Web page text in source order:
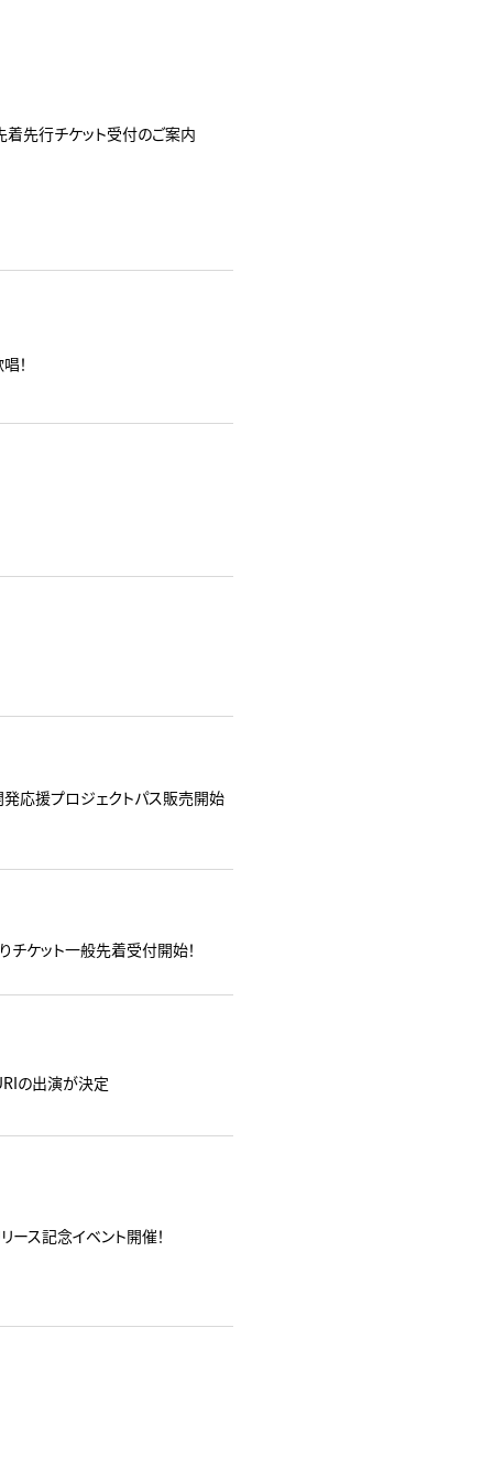
着先行チケット受付のご案内
！
応援プロジェクトパス販売開始
チケット一般先着受付開始！
の出演が決定
ース記念イベント開催！